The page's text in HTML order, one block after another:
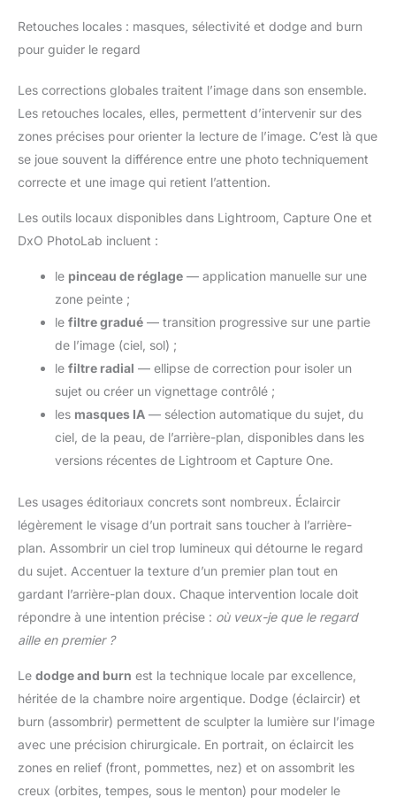
Retouches locales : masques, sélectivité et dodge and burn
pour guider le regard
Les corrections globales traitent l’image dans son ensemble.
Les retouches locales, elles, permettent d’intervenir sur des
zones précises pour orienter la lecture de l’image. C’est là que
se joue souvent la différence entre une photo techniquement
correcte et une image qui retient l’attention.
Les outils locaux disponibles dans Lightroom, Capture One et
DxO PhotoLab incluent :
le pinceau de réglage — application manuelle sur une
zone peinte ;
le filtre gradué — transition progressive sur une partie
de l’image (ciel, sol) ;
le filtre radial — ellipse de correction pour isoler un
sujet ou créer un vignettage contrôlé ;
les masques IA — sélection automatique du sujet, du
ciel, de la peau, de l’arrière-plan, disponibles dans les
versions récentes de Lightroom et Capture One.
Les usages éditoriaux concrets sont nombreux. Éclaircir
légèrement le visage d’un portrait sans toucher à l’arrière-
plan. Assombrir un ciel trop lumineux qui détourne le regard
du sujet. Accentuer la texture d’un premier plan tout en
gardant l’arrière-plan doux. Chaque intervention locale doit
répondre à une intention précise : où veux-je que le regard
aille en premier ?
Le dodge and burn est la technique locale par excellence,
héritée de la chambre noire argentique. Dodge (éclaircir) et
burn (assombrir) permettent de sculpter la lumière sur l’image
avec une précision chirurgicale. En portrait, on éclaircit les
zones en relief (front, pommettes, nez) et on assombrit les
creux (orbites, tempes, sous le menton) pour modeler le